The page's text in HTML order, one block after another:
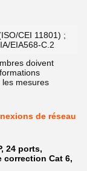
CEI 11801) ;
EIA568-C.2
doivent
mesures
de réseau
24 ports,
correction Cat 6,